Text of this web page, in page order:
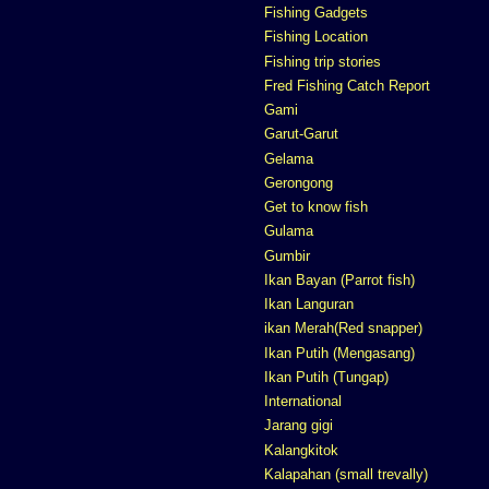
Fishing Gadgets
Fishing Location
Fishing trip stories
Fred Fishing Catch Report
Gami
Garut-Garut
Gelama
Gerongong
Get to know fish
Gulama
Gumbir
Ikan Bayan (Parrot fish)
Ikan Languran
ikan Merah(Red snapper)
Ikan Putih (Mengasang)
Ikan Putih (Tungap)
International
Jarang gigi
Kalangkitok
Kalapahan (small trevally)